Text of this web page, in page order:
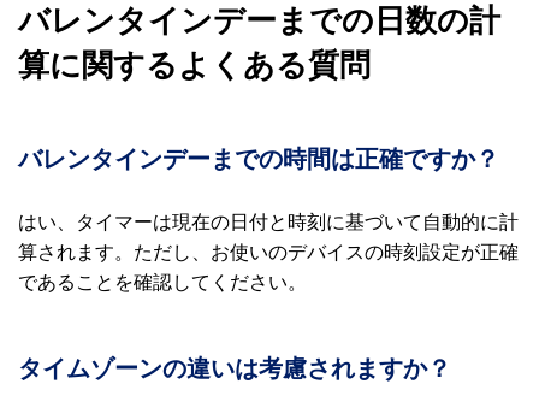
バレンタインデーまでの日数の計
算に関するよくある質問
バレンタインデーまでの時間は正確ですか？
はい、タイマーは現在の日付と時刻に基づいて自動的に計
算されます。ただし、お使いのデバイスの時刻設定が正確
であることを確認してください。
タイムゾーンの違いは考慮されますか？